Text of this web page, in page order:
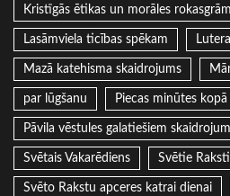
Kristīgās ētikas un morāles
Lasāmviela ticības spēkam
Mazā katehisma skaidrojums
par lūgšanu Piecas minūtes
Pāvila vēstules galatiešiem
Svētais Vakarēdiens Svētie Raksti
Svēto Rakstu apceres katrai dienai